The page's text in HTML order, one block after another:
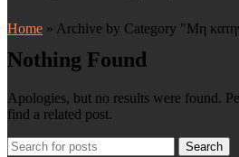
Home » Archive by Category "Μη
Nothing Found
Apologies, but no results were found.
find a related post.
Search